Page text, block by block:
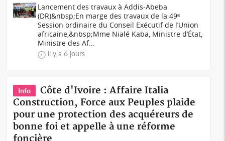
Lancement des travaux à Addis-Abeba
(DR)&nbsp;En marge des travaux de la 49ᵉ
Session ordinaire du Conseil Exécutif de l’Union
africaine,&nbsp;Mme Nialé Kaba, Ministre d’État,
Ministre des Af...
il y a 6 jours
Info
Côte d'Ivoire : Affaire Italia
Construction, Force aux Peuples plaide
pour une protection des acquéreurs de
bonne foi et appelle à une réforme